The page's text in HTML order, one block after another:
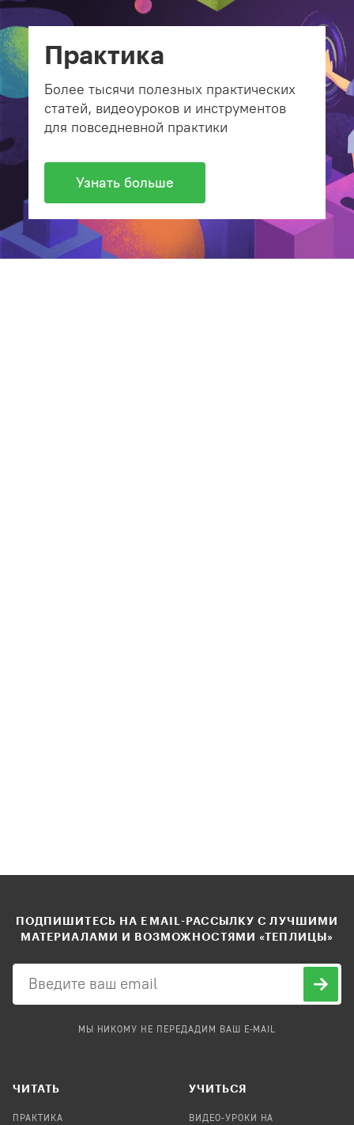
Практика
Более тысячи полезных практических
статей, видеоуроков и инструментов
для повседневной практики
Узнать больше
ПОДПИШИТЕСЬ НА EMAIL-РАССЫЛКУ С ЛУЧШИМИ
МАТЕРИАЛАМИ И ВОЗМОЖНОСТЯМИ «ТЕПЛИЦЫ»
МЫ НИКОМУ НЕ ПЕРЕДАДИМ ВАШ E-MAIL
ЧИТАТЬ
ПРАКТИКА
УЧИТЬСЯ
ВИДЕО-УРОКИ НА